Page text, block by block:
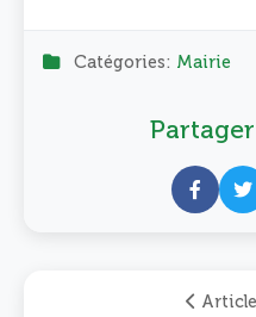
Catégories: Mairie